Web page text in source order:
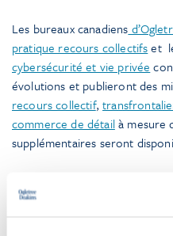
Les bureaux canadiens
pratique recours collectifset
cybersécurité et vie privée
évolutions et publieront des
recours collectif,
commerce de détailà mesure
supplémentaires seront
LinkedIn